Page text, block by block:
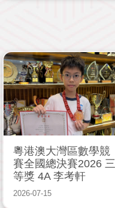
粵港澳大灣區數學競
賽全國總決賽2026 三
等獎 4A 李考軒
2026-07-15